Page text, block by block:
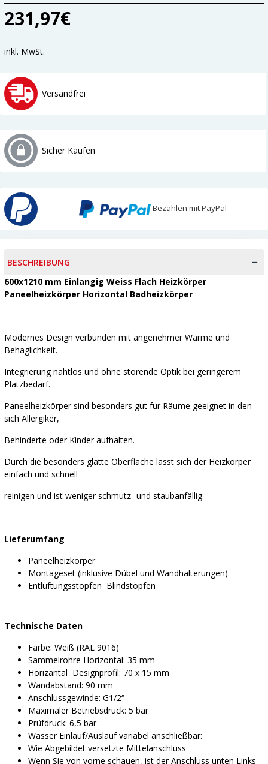
231,97€
inkl. MwSt.
Versandfrei
Sicher Kaufen
Bezahlen mit PayPal
BESCHREIBUNG
600x1210 mm Einlangig Weiss Flach Heizkörper
Paneelheizkörper Horizontal Badheizkörper
Modernes Design verbunden mit angenehmer Wärme und
Behaglichkeit.
Integrierung nahtlos und ohne störende Optik bei geringerem
Platzbedarf.
Paneelheizkörper sind besonders gut für Räume geeignet in den
sich Allergiker,
Behinderte oder Kinder aufhalten.
Durch die besonders glatte Oberfläche lässt sich der Heizkörper
einfach und schnell
reinigen und ist weniger schmutz- und staubanfällig.
Lieferumfang
Paneelheizkörper
Montageset (inklusive Dübel und Wandhalterungen)
Entlüftungsstopfen Blindstopfen
Technische Daten
Farbe: Weiß (RAL 9016)
Sammelrohre Horizontal: 35 mm
Horizantal Designprofil: 70 x 15 mm
Wandabstand: 90 mm
Anschlussgewinde: G1/2‘‘
Maximaler Betriebsdruck: 5 bar
Prüfdruck: 6,5 bar
Wasser Einlauf/Auslauf variabel anschließbar:
Wie Abgebildet versetzte Mittelanschluss
Wenn Sie von vorne schauen, ist der Anschluss unten Links